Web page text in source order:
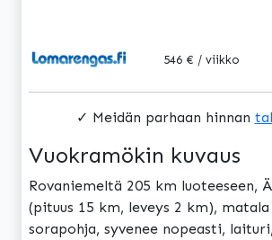
546 € / viikko
✓ Meidän parhaan hinnan
Vuokramökin kuvaus
Rovaniemeltä 205 km luoteeseen,
(pituus 15 km, leveys 2 km),
sorapohja, syvenee nopeasti,